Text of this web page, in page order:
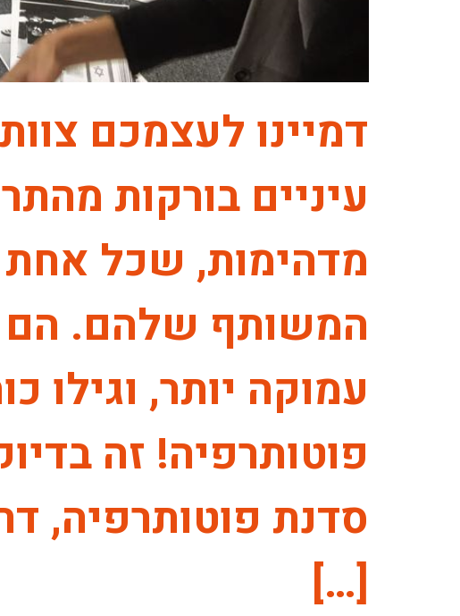
דמיינו לעצמכם
עיניים בורקות
מדהימות, שכל אחת
המשותף שלהם. הם
עמוקה יותר, וגילו
פוטותרפיה! זה
סדנת פוטותרפיה,
[…]